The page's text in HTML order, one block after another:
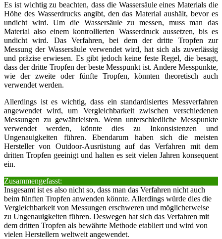
Es ist wichtig zu beachten, dass die Wassersäule eines Materials die
Höhe des Wasserdrucks angibt, den das Material aushält, bevor es
undicht wird. Um die Wassersäule zu messen, muss man das
Material also einem kontrollierten Wasserdruck aussetzen, bis es
undicht wird. Das Verfahren, bei dem der dritte Tropfen zur
Messung der Wassersäule verwendet wird, hat sich als zuverlässig
und präzise erwiesen. Es gibt jedoch keine feste Regel, die besagt,
dass der dritte Tropfen der beste Messpunkt ist. Andere Messpunkte,
wie der zweite oder fünfte Tropfen, könnten theoretisch auch
verwendet werden.
Allerdings ist es wichtig, dass ein standardisiertes Messverfahren
angewendet wird, um Vergleichbarkeit zwischen verschiedenen
Messungen zu gewährleisten. Wenn unterschiedliche Messpunkte
verwendet werden, könnte dies zu Inkonsistenzen und
Ungenauigkeiten führen. Ebendarum haben sich die meisten
Hersteller von Outdoor-Ausrüstung auf das Verfahren mit dem
dritten Tropfen geeinigt und halten es seit vielen Jahren konsequent
ein.
Zusammengefasst:
Insgesamt ist es also nicht so, dass man das Verfahren nicht auch
beim fünften Tropfen anwenden könnte. Allerdings würde dies die
Vergleichbarkeit von Messungen erschweren und möglicherweise
zu Ungenauigkeiten führen. Deswegen hat sich das Verfahren mit
dem dritten Tropfen als bewährte Methode etabliert und wird von
vielen Herstellern weltweit angewendet.